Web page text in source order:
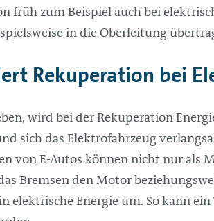
früh zum Beispiel auch bei
in die Oberleitung
Rekuperation bei
wird bei der Rekuperation
sich das Elektrofahrzeug
von E-Autos können nicht nur als
Bremsen den Motor
elektrische Energie um. So kann